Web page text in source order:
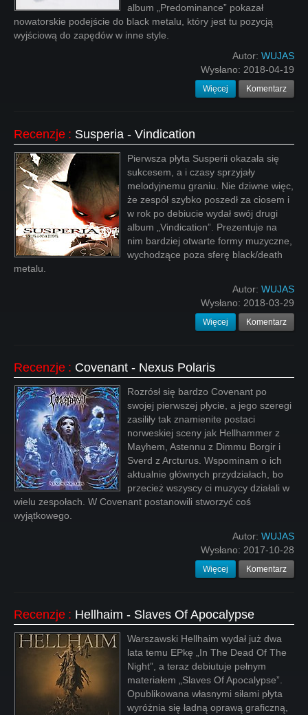
album „Predominance” pokazał
nowatorskie podejście do black metalu, który jest tu pozycją
wyjściową do zapędów w inne style.
Autor: WUJAS
Wysłano: 2018-04-19
Więcej Komentarz
Recenzje : Susperia - Vindication
Pierwsza płyta Susperii okazała się
sukcesem, a i czasy sprzyjały
melodyjnemu graniu. Nie dziwne więc,
że zespół szybko poszedł za ciosem i
w rok po debiucie wydał swój drugi
album „Vindication”. Prezentuje na
nim bardziej otwarte formy muzyczne,
wychodzące poza sferę black/death
metalu.
Autor: WUJAS
Wysłano: 2018-03-29
Więcej Komentarz
Recenzje : Covenant - Nexus Polaris
Rozrósł się bardzo Covenant po
swojej pierwszej płycie, a jego szeregi
zasiliły tak znamienite postaci
norweskiej sceny jak Hellhammer z
Mayhem, Astennu z Dimmu Borgir i
Sverd z Arcturus. Wspominam o ich
aktualnie głównych przydziałach, bo
przecież wszyscy ci muzycy działali w
wielu zespołach. W Covenant postanowili stworzyć coś
wyjątkowego.
Autor: WUJAS
Wysłano: 2017-10-28
Więcej Komentarz
Recenzje : Hellhaim - Slaves Of Apocalypse
Warszawski Hellhaim wydał już dwa
lata temu EPkę „In The Dead Of The
Night”, a teraz debiutuje pełnym
materiałem „Slaves Of Apocalypse”.
Opublikowana własnymi siłami płyta
wyróżnia się ładną oprawą graficzną,